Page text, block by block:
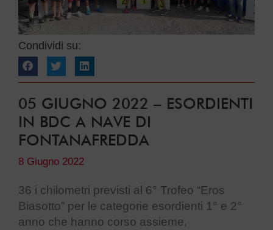
Condividi su:
05 GIUGNO 2022 – ESORDIENTI
IN BDC A NAVE DI
FONTANAFREDDA
8 Giugno 2022
36 i chilometri previsti al 6° Trofeo “Eros
Biasotto” per le categorie esordienti 1° e 2°
anno che hanno corso assieme.